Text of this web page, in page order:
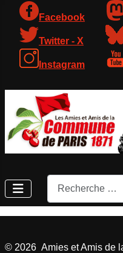
Facebook
Twitter - X
Instagram
Rechercher
© 2026 Amies et Amis de